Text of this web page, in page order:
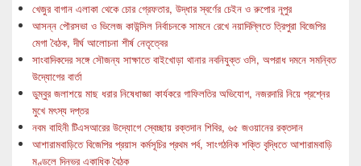
খেজুর বাগান এলাকা থেকে চোর গ্রেফতার, উদ্ধার স্বর্ণের চেইন ও রুপোর নূপুর
আসন্ন পৌরসভা ও ভিলেজ কাউন্সিল নির্বাচনকে সামনে রেখে নয়াদিল্লিতে ত্রিপুরা বিজেপির
মেগা বৈঠক, দীর্ঘ আলোচনা শীর্ষ নেতৃত্বের
সাংবাদিকদের সঙ্গে সৌজন্য সাক্ষাতে বাইখোড়া থানার নবনিযুক্ত ওসি, অপরাধ দমনে সমন্বিত
উদ্যোগের বার্তা
ডুম্বুর জলাশয়ে মাছ ধরার নিষেধাজ্ঞা কার্যকরে গাফিলতির অভিযোগ, নজরদারি নিয়ে প্রশ্নের
মুখে মৎস্য দপ্তর
নবম বাহিনী টিএসআরের উদ্যোগে স্বেচ্ছায় রক্তদান শিবির, ৬৫ জওয়ানের রক্তদান
আশারামবাড়িতে বিজেপির প্রয়াস কর্মসূচির প্রথম পর্ব, সাংগঠনিক শক্তি বৃদ্ধিতে আশারামবাড়ি
মণ্ডলে দিনভর একাধিক বৈঠক